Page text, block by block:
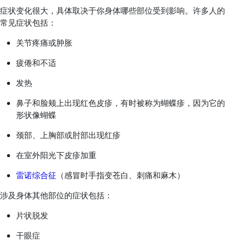
症状变化很大，具体取决于你身体哪些部位受到影响。许多人的
常见症状包括：
关节疼痛或肿胀
疲倦和不适
发热
鼻子和脸颊上出现红色皮疹，有时被称为蝴蝶疹，因为它的
形状像蝴蝶
颈部、上胸部或肘部出现红疹
在室外阳光下皮疹加重
雷诺综合征 （感冒时手指变苍白、刺痛和麻木）
涉及身体其他部位的症状包括：
片状脱发
干眼症